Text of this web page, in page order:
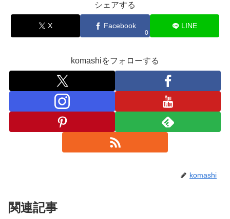
シェアする
X Facebook
0
LINE
komashiをフォローする
komashi
関連記事